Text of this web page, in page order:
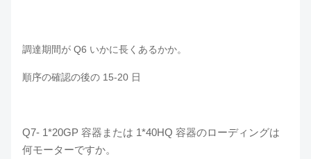
調達期間が Q6 いかに長くあるかか。
順序の確認の後の 15-20 日
Q7- 1*20GP 容器または 1*40HQ 容器のローディングは
何モーターですか。